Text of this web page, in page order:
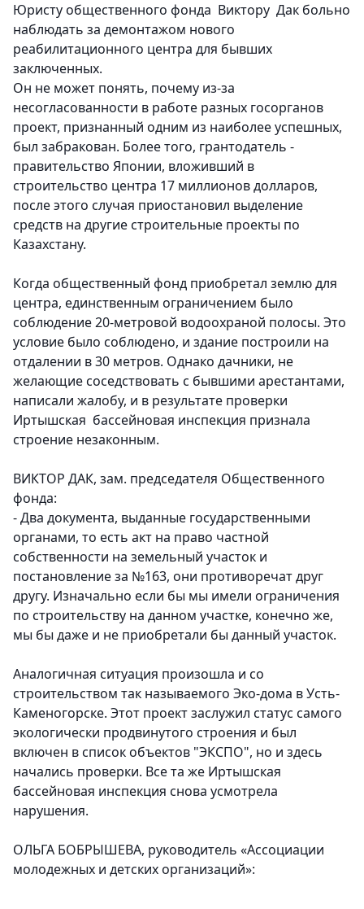
Юристу общественного фонда Виктору Дак больно
наблюдать за демонтажом нового
реабилитационного центра для бывших
заключенных.
Он не может понять, почему из-за
несогласованности в работе разных госорганов
проект, признанный одним из наиболее успешных,
был забракован. Более того, грантодатель -
правительство Японии, вложивший в
строительство центра 17 миллионов долларов,
после этого случая приостановил выделение
средств на другие строительные проекты по
Казахстану.
Когда общественный фонд приобретал землю для
центра, единственным ограничением было
соблюдение 20-метровой водоохраной полосы. Это
условие было соблюдено, и здание построили на
отдалении в 30 метров. Однако дачники, не
желающие соседствовать с бывшими арестантами,
написали жалобу, и в результате проверки
Иртышская бассейновая инспекция признала
строение незаконным.
ВИКТОР ДАК, зам. председателя Общественного
фонда:
- Два документа, выданные государственными
органами, то есть акт на право частной
собственности на земельный участок и
постановление за №163, они противоречат друг
другу. Изначально если бы мы имели ограничения
по строительству на данном участке, конечно же,
мы бы даже и не приобретали бы данный участок.
Аналогичная ситуация произошла и со
строительством так называемого Эко-дома в Усть-
Каменогорске. Этот проект заслужил статус самого
экологически продвинутого строения и был
включен в список объектов "ЭКСПО", но и здесь
начались проверки. Все та же Иртышская
бассейновая инспекция снова усмотрела
нарушения.
ОЛЬГА БОБРЫШЕВА, руководитель «Ассоциации
молодежных и детских организаций»: